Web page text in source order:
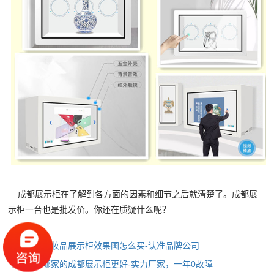
成都展示柜在了解到各方面的因素和细节之后就清楚了。成都展
示柜一台也是批发价。你还在质疑什么呢？
上一篇：
化妆品展示柜效果图怎么买-认准品牌公司
下一篇：哪家的成都展示柜更好-实力厂家，一年0故障